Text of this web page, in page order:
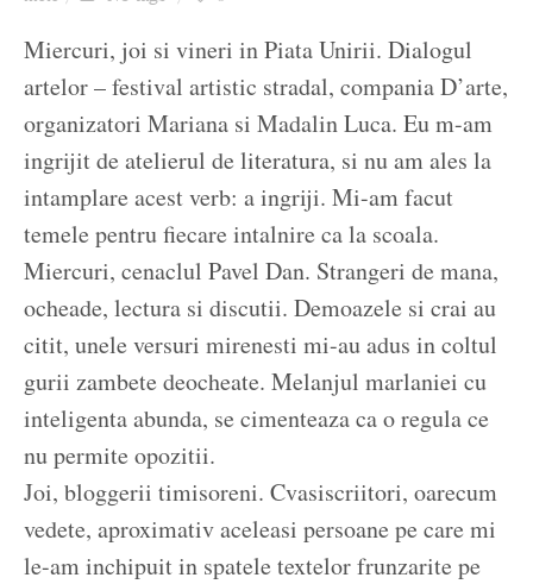
Miercuri, joi si vineri in Piata Unirii. Dialogul
artelor – festival artistic stradal, compania D’arte,
organizatori Mariana si Madalin Luca. Eu m-am
ingrijit de atelierul de literatura, si nu am ales la
intamplare acest verb: a ingriji. Mi-am facut
temele pentru fiecare intalnire ca la scoala.
Miercuri, cenaclul Pavel Dan. Strangeri de mana,
ocheade, lectura si discutii. Demoazele si crai au
citit, unele versuri mirenesti mi-au adus in coltul
gurii zambete deocheate. Melanjul marlaniei cu
inteligenta abunda, se cimenteaza ca o regula ce
nu permite opozitii.
Joi, bloggerii timisoreni. Cvasiscriitori, oarecum
vedete, aproximativ aceleasi persoane pe care mi
le-am inchipuit in spatele textelor frunzarite pe